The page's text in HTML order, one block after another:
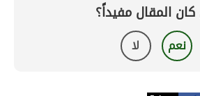
المقال مفيداً؟
نعم لا